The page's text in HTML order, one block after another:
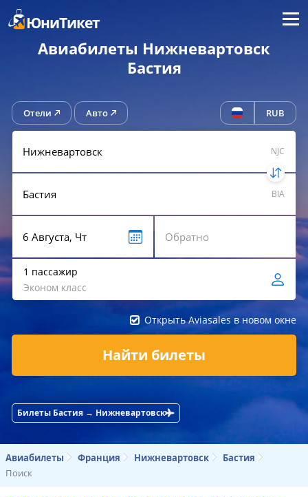
ЮниТикет Меню
Авиабилеты Нижневартовск
Бастия
Отели Авто RUB
NJC
BIA
1 пассажир
Эконом класс
Открыть Aviasales в новом окне
Найти билеты
Билеты Бастия → Нижневартовск
Авиабилеты Франция Нижневартовск
Бастия
Поиск